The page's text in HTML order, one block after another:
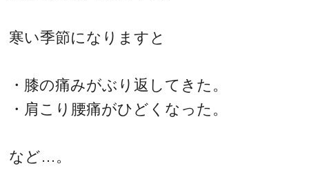
寒い季節になりますと
・膝の痛みがぶり返してきた。
・肩こり腰痛がひどくなった。
など…。